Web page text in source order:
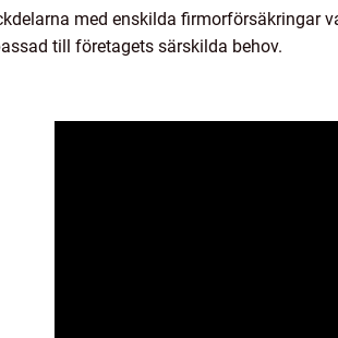
med enskilda firmorförsäkringar
till företagets särskilda behov.